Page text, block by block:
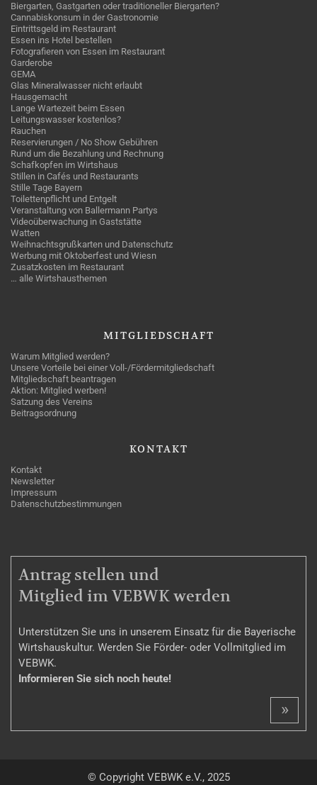
Biergarten, Gastgarten oder traditioneller Biergarten?
Cannabiskonsum in der Gastronomie
Eintrittsgeld im Restaurant
Essen ins Hotel bestellen
Fotografieren von Essen im Restaurant
Garderobe
GEMA
Glas Mineralwasser nicht erlaubt
Hausgemacht
Lange Wartezeit beim Essen
Leitungswasser kostenlos?
Rauchen
Reservierungen / No Show Gebühren
Rund um die Bezahlung und Rechnung
Schafkopfen im Wirtshaus
Stillen in Cafés und Restaurants
Stille Tage Bayern
Toilettenpflicht und Entgelt
Veranstaltung von Ballermann Partys
Videoüberwachung in Gaststätte
Watten
Weihnachtsgrußkarten und Datenschutz
Werbung mit Oktoberfest und Wiesn
Zusatzkosten im Restaurant
… alle Wirtshausthemen
MITGLIEDSCHAFT
Warum Mitglied werden?
Unsere Vorteile bei einer Voll-/Fördermitgliedschaft
Mitgliedschaft beantragen
Aktion: Mitglied werben!
Satzung des Vereins
Beitragsordnung
KONTAKT
Kontakt
Newsletter
Impressum
Datenschutzbestimmungen
MITGLIEDSCHAFT
Antrag stellen und
Mitglied im VEBWK werden
Unterstützen Sie uns in unserem Einsatz für die Bayerische
Wirtshauskultur. Werden Sie Förder- oder Vollmitglied im
VEBWK.
Informieren Sie sich noch heute!
»
© Copyright VEBWK e.V., 2025